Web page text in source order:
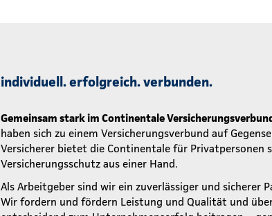
individuell. erfolgreich. verbunden.
Gemeinsam stark im Continentale
haben sich zu einem Versicherungsverbund auf
Versicherer bietet die Continentale für
Versicherungsschutz aus einer Hand.
Als Arbeitgeber sind wir ein zuverlässiger und
Wir fordern und fördern Leistung und Qualität und